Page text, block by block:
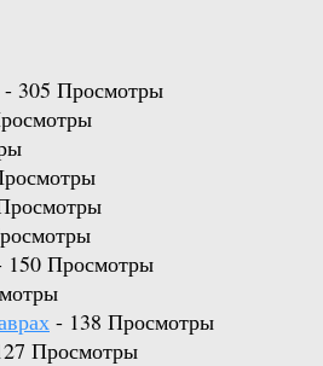
- 305 Просмотры
150 Просмотры
- 138 Просмотры
Просмотры